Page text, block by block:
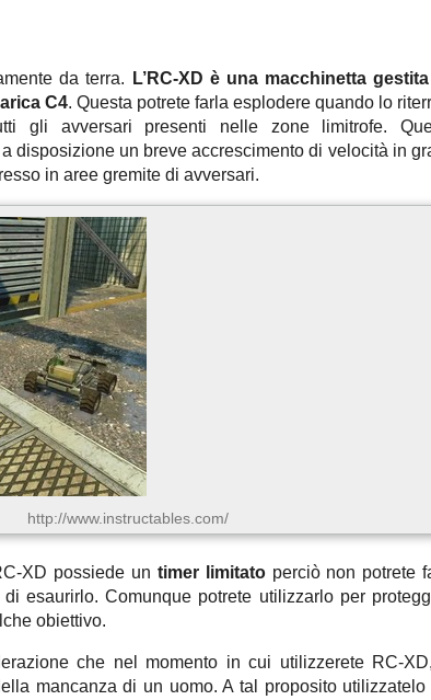
da terra.
L’RC-XD è una macchinetta
C4. Questa potrete farla esplodere quando lo
gli avversari presenti nelle zone limitrofe.
disposizione un breve accrescimento di velocità in
in aree gremite di avversari.
http://www.instructables.com/
XD possiede un timer limitatoperciò non potrete
esaurirlo. Comunque potrete utilizzarlo per
obiettivo.
che nel momento in cui utilizzerete RC-
mancanza di un uomo. A tal proposito utilizzatelo